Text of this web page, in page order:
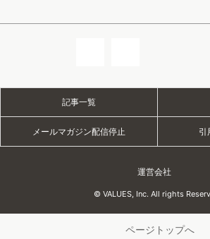
記事一覧
メールマガジン配信停止 引
運営会社
© VALUES, Inc. All rights
ページトップへ